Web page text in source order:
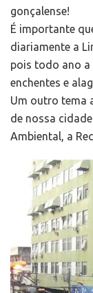
gonçalense!
É importante
diariamente a
pois todo ano a
enchentes e
Um outro tema
de nossa
Ambiental, a